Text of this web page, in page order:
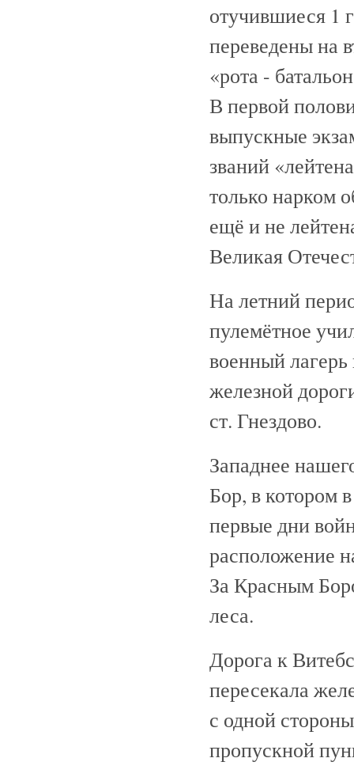
отучившиеся 1
переведены на
«рота -
В первой
выпускные
званий
только нарком
ещё и не
Великая
На летний
пулемётное
военный
железной
ст. Гнездово.
Западнее
Бор, в котором
первые дни
расположение
За Красным
леса.
Дорога к
пересекала
с одной
пропускной